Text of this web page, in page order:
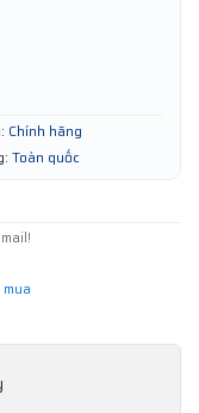
Chính hãng
Toàn quốc